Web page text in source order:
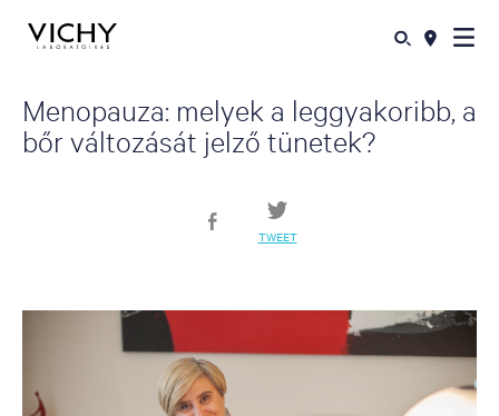
Menopauza: melyek a leggyakoribb, a
bőr változását jelző tünetek?
TWEET